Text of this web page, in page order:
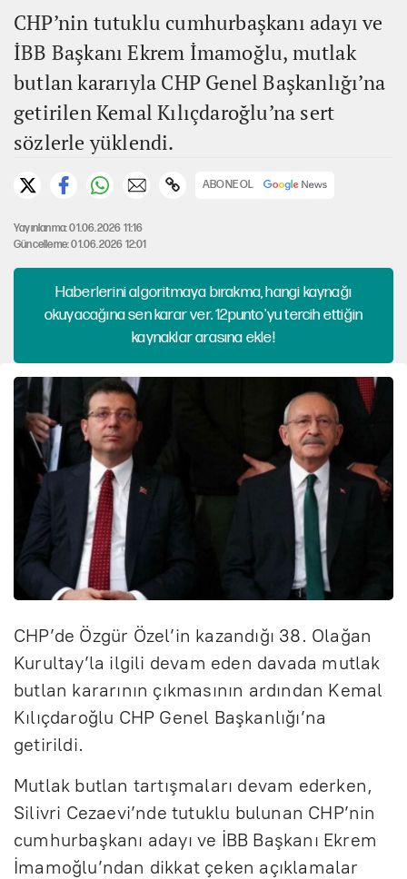
CHP’nin tutuklu cumhurbaşkanı adayı ve
İBB Başkanı Ekrem İmamoğlu, mutlak
butlan kararıyla CHP Genel Başkanlığı’na
getirilen Kemal Kılıçdaroğlu’na sert
sözlerle yüklendi.
ABONE OL
Yayınlanma: 01.06.2026 11:16
Güncelleme: 01.06.2026 12:01
Haberlerini algoritmaya bırakma, hangi kaynağı
okuyacağına sen karar ver. 12punto'yu tercih ettiğin
kaynaklar arasına ekle!
CHP’de Özgür Özel’in kazandığı 38. Olağan
Kurultay’la ilgili devam eden davada mutlak
butlan kararının çıkmasının ardından Kemal
Kılıçdaroğlu CHP Genel Başkanlığı’na
getirildi.
Mutlak butlan tartışmaları devam ederken,
Silivri Cezaevi’nde tutuklu bulunan CHP’nin
cumhurbaşkanı adayı ve İBB Başkanı Ekrem
İmamoğlu’ndan dikkat çeken açıklamalar